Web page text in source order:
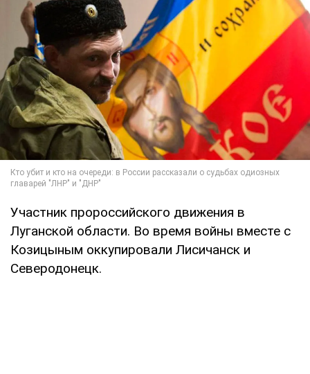
Участник пророссийского движения в
Луганской области. Во время войны вместе с
Козицыным оккупировали Лисичанск и
Северодонецк.